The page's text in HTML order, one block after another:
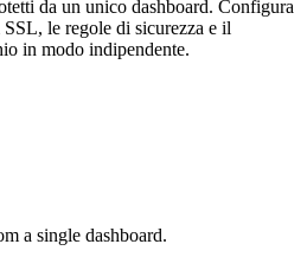
da un unico dashboard. Configura
le regole di sicurezza e il
in modo indipendente.
a single dashboard.